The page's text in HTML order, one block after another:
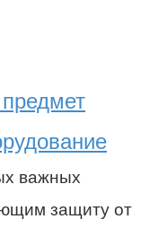
важных
защиту от